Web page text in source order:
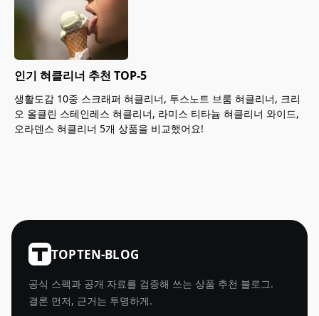
인기 혀클리너 추천 TOP-5
생활도감 10중 스크래퍼 혀클리너, 투스노트 브룸 혀클리너, 크리
오 올클린 스테인레스 혀클리너, 라미스 티타늄 혀클리너 와이드,
오라덴스 혀클리너 5개 상품을 비교했어요!
TOPTEN-BLOG
공식 스펙과 공개 자료를 검증해 쓰는 상품 추천 블로그.
결론 먼저, 근거는 투명하게.